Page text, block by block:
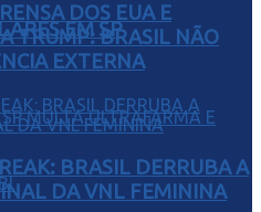
EM SP
DOS EUA E
TRUMP: BRASIL NÃO
EXTERNA
BRASIL DERRUBA A
DA VNL FEMININA